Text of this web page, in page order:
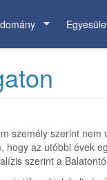
személy szerint
az utóbbi évek
szerint a